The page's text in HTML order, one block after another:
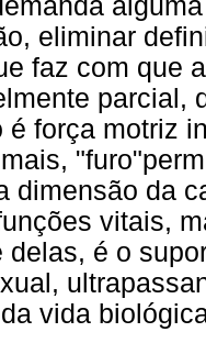
eliminar
faz com que
parcial,
é força motriz
dimensão da
vitais,
delas, é o
vida